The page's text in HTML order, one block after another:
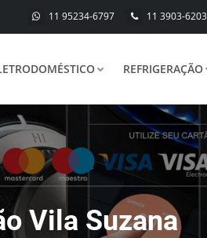
11 95234-6797 11 3903-6203
REFRIGERAÇÃO
Vila Suzana